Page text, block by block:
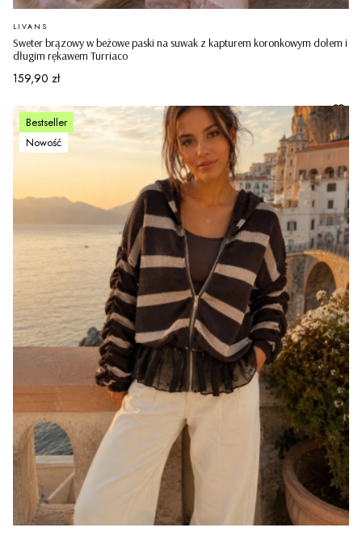
Sweter brązowy w beżowe paski na suwak z kapturem koronkowym dołem i
długim rękawem Turriaco
PRODUCENT
LIVANS
Cena
159,90 zł
Bestseller
Nowość